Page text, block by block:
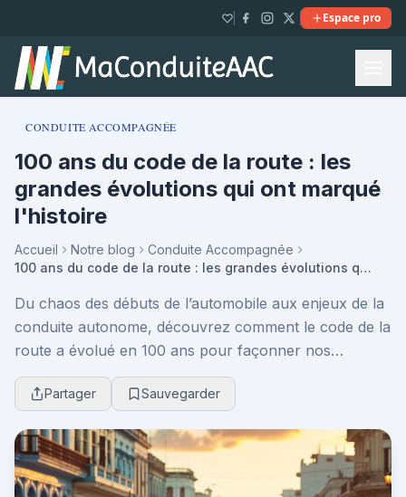
Espace pro
CONDUITE ACCOMPAGNÉE
100 ans du code de la route : les
grandes évolutions qui ont marqué
l'histoire
Accueil Notre blog
Conduite Accompagnée
100 ans du code de la route : les grandes évolutions qui ont marqué l'histoire
Du chaos des débuts de l’automobile aux enjeux de la
conduite autonome, découvrez comment le code de la
route a évolué en 100 ans pour façonner nos
habitudes de conduite et renforcer la sécurité routi...
Partager Sauvegarder